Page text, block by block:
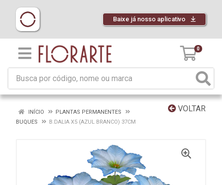
Baixe já nosso aplicativo
0
VOLTAR
INÍCIO
PLANTAS PERMANENTES
BUQUES
B.DALIA X5 (AZUL BRANCO) 37CM